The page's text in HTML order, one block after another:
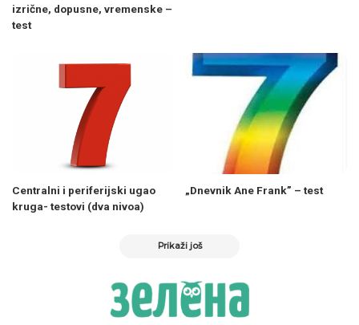
izrične, dopusne, vremenske –
test
Centralni i periferijski ugao
kruga- testovi (dva nivoa)
„Dnevnik Ane Frank” – test
Prikaži još